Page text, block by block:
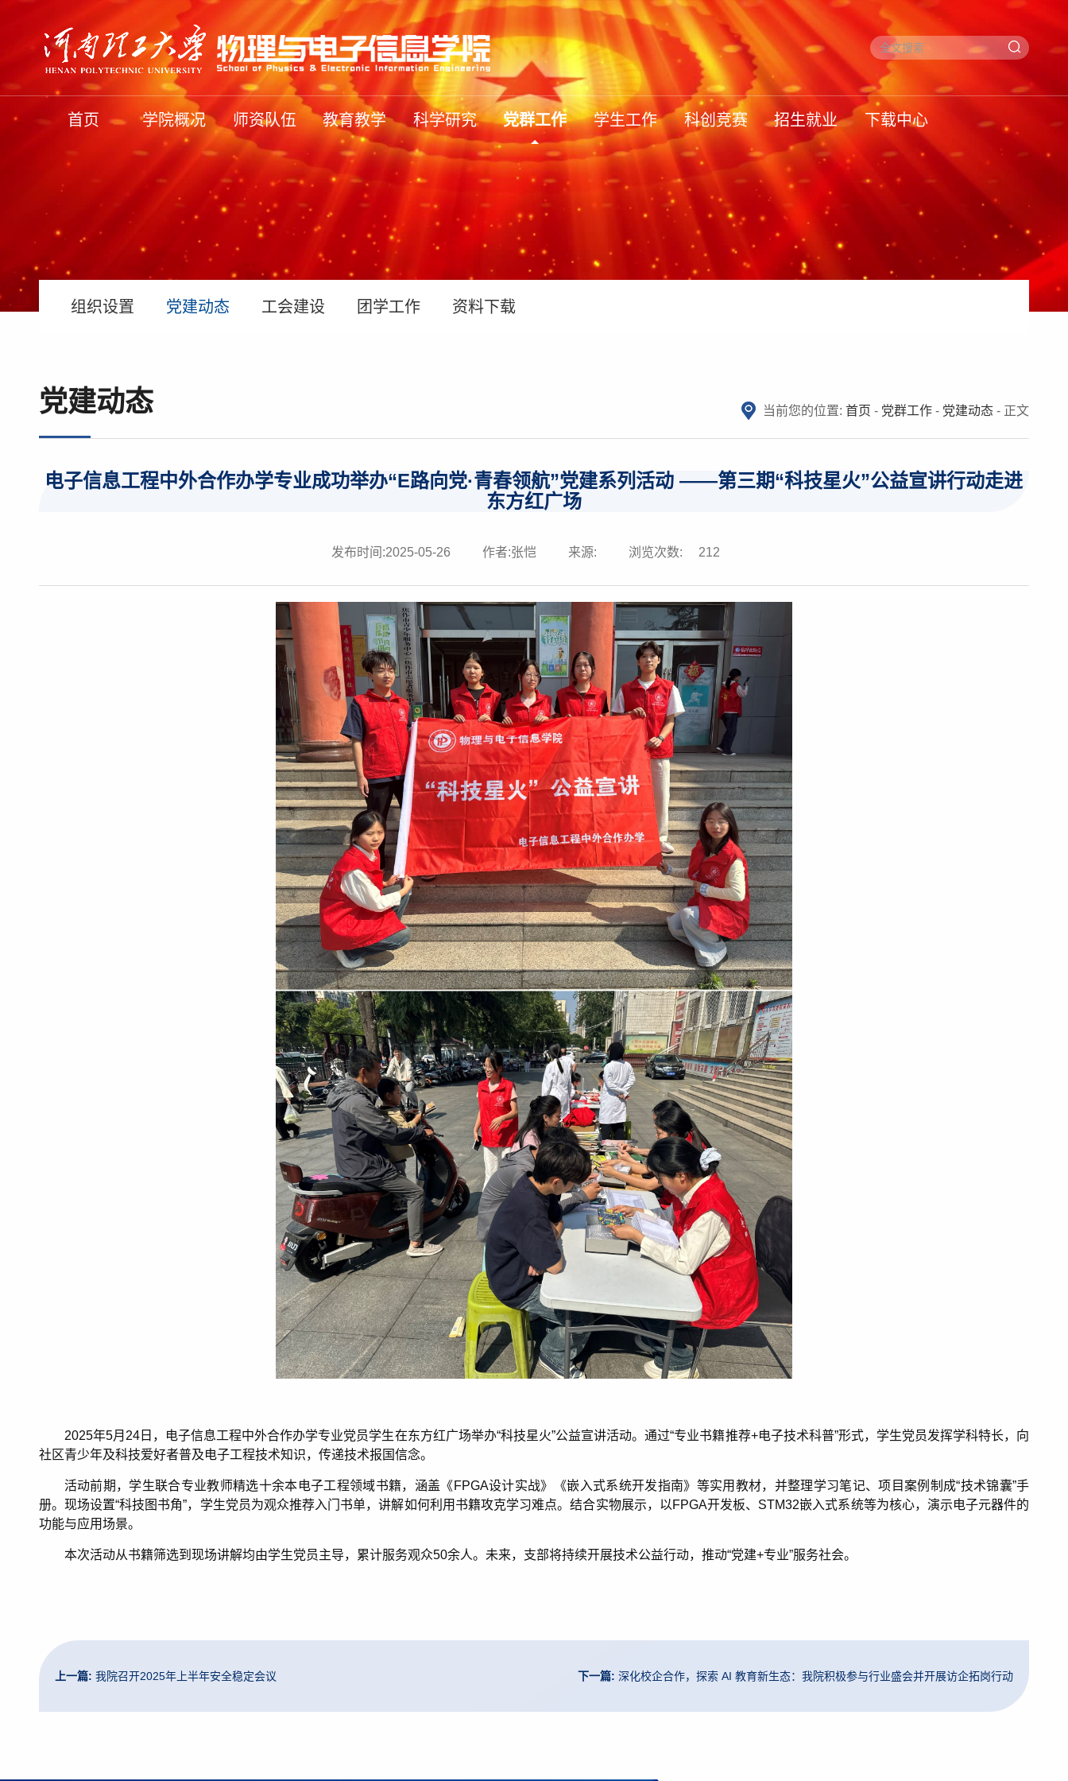
首页 学院概况 师资队伍 教育教学 科学研究 党群工作 学生工作 科创竞赛 招生就业 下载中心
组织设置 党建动态 工会建设 团学工作 资料下载
党建动态 当前您的位置:首页 - 党群工作 - 党建动态 - 正文
电子信息工程中外合作办学专业成功举办“E路向党·青春领航”党建系列活动 ——第三期“科技星火”公益宣讲行动走进
东方红广场
发布时间:2025-05-26 作者:张恺 来源: 浏览次数: 212
2025年5月 24日，电子信息工程中外合作办学专业党员学生在东方红广场举办“科技星火”公益宣讲活动。通过“专业书籍推荐+电子技术科普”形式，学生党员发挥学科特长，向
社区青少年及科技爱好者普及电子工程技术知识，传递技术报国信念。
活动前期，学生联合专业教师精选十余本电子工程领域书籍，涵盖《 FPGA设计实战》《嵌入式系统开发指南》等实用教材，并整理学习笔记、项目案例制成“技术锦囊”手
册。现场设置“科技图书角”，学生党员为观众推荐入门书单，讲解如何利用书籍攻克学习难点。结合实物展示，以FPGA开发板、 STM32嵌入式系统等为核心，演示电子元器件的
功能与应用场景。
本次活动从书籍筛选到现场讲解均由学生党员主导，累计服务观众50余人。未来，支部将持续开展技术公益行动，推动“党建+专业”服务社会。
上一篇: 我院召开2025年上半年安全稳定会议 下一篇: 深化校企合作，探索 AI 教育新生态：我院积极参与行业盛会并开展访企拓岗行动